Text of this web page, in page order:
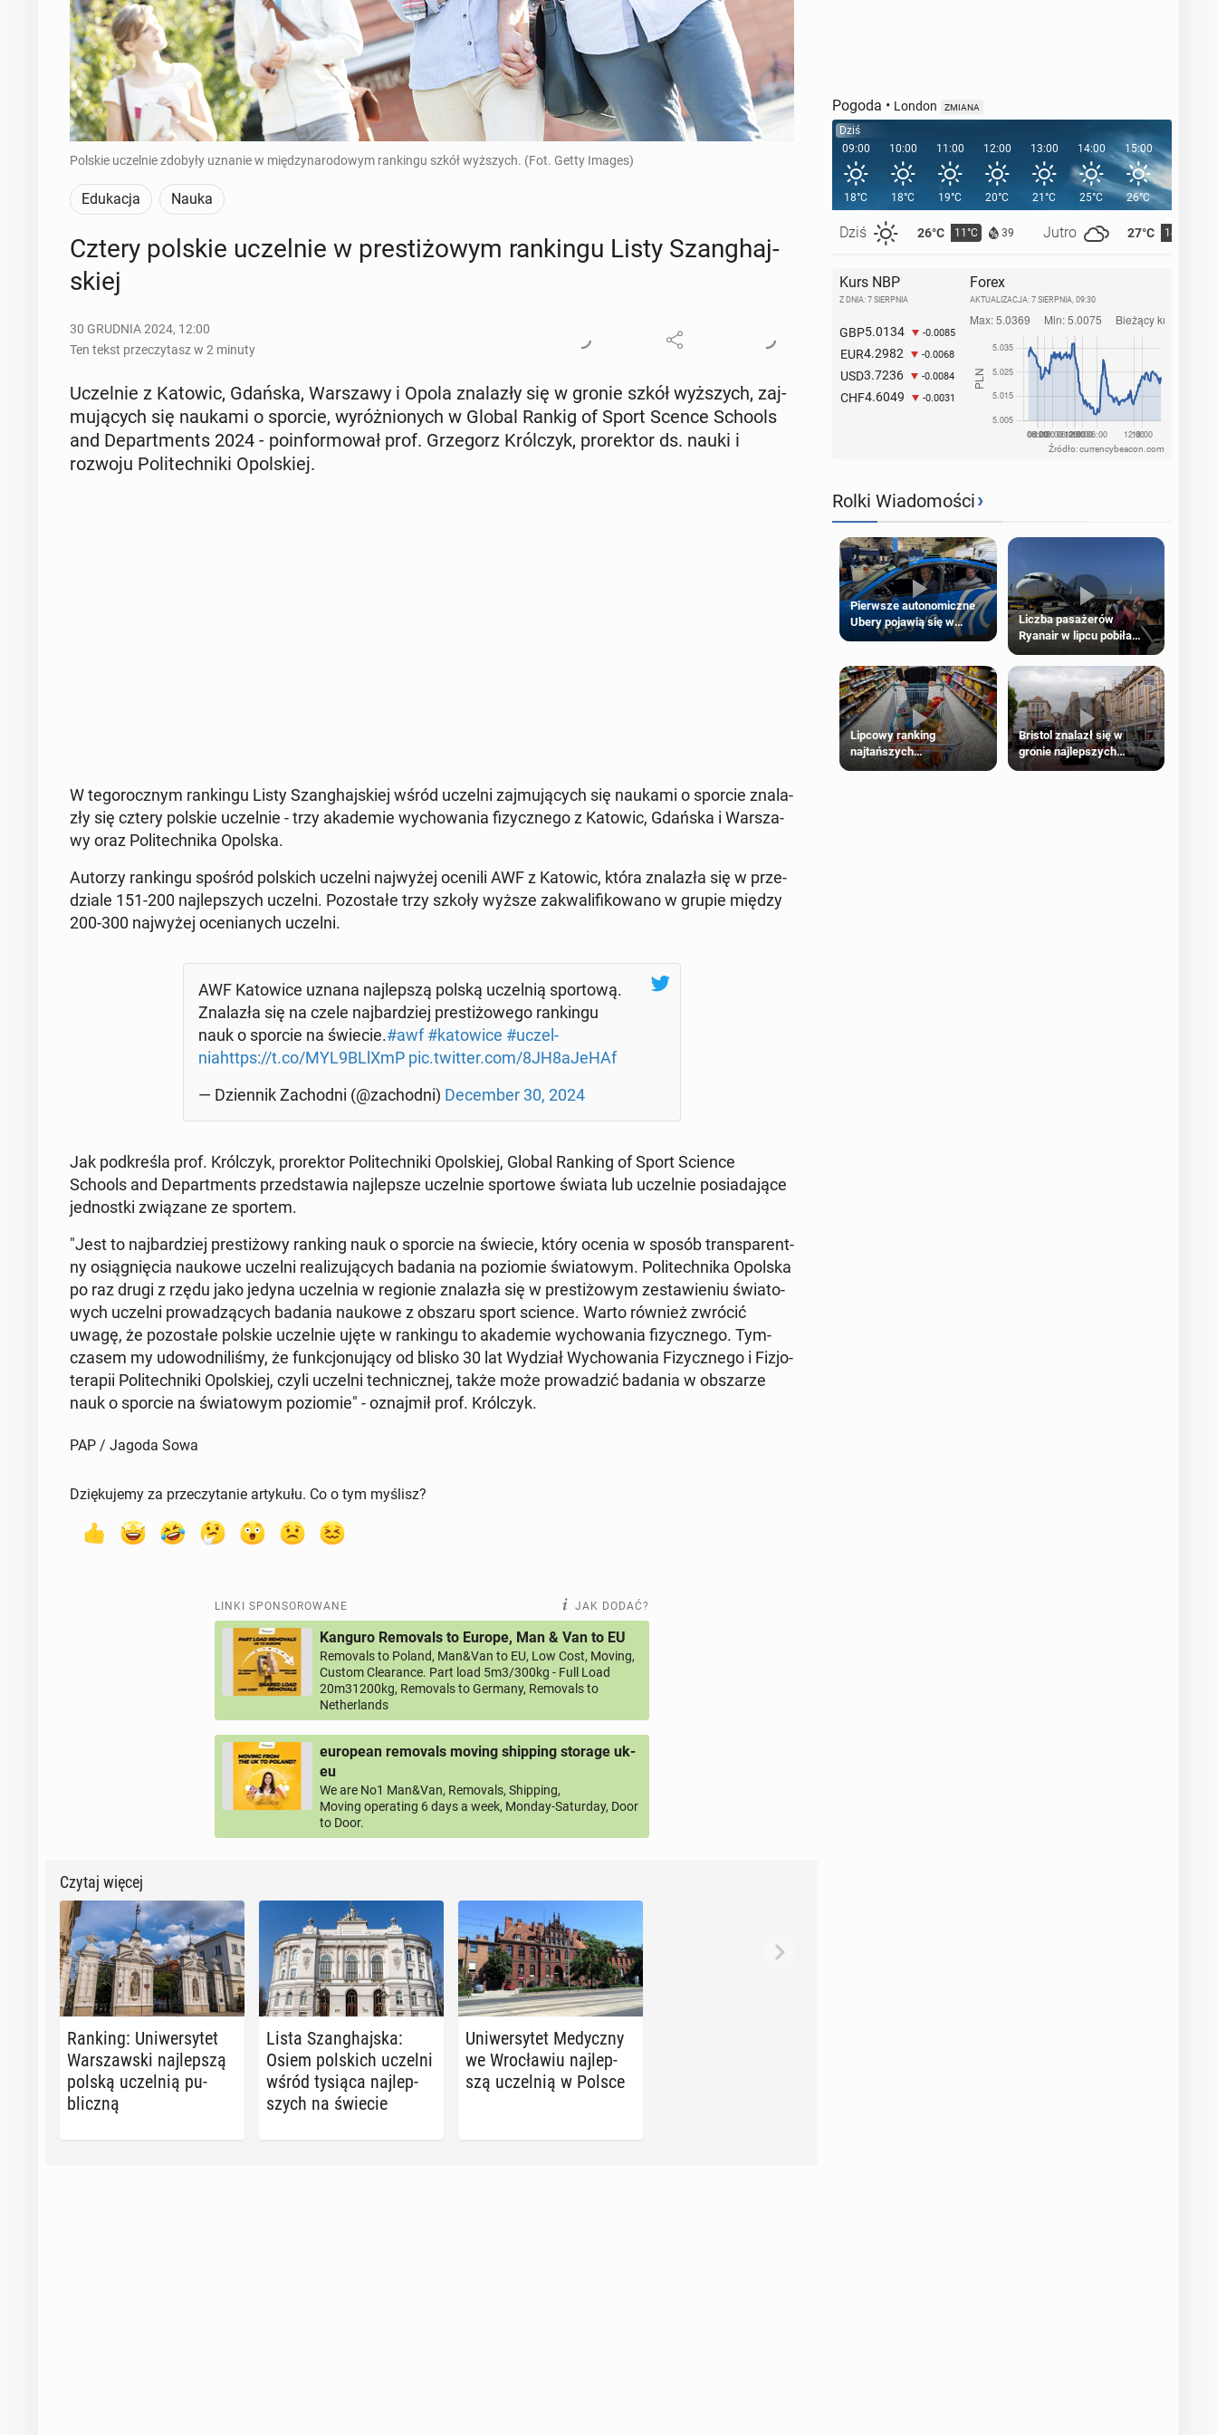
Polskie uczelnie zdobyły uznanie w międzynarodowym rankingu szkół wyższych. (Fot. Getty Images)
Edukacja Nauka
Cztery polskie uczel­nie w pre­sti­żo­wym ran­kin­gu Listy Szan­ghaj­
skiej
30 GRUDNIA 2024, 12:00
Ten tekst przeczytasz w 2 minuty
Uczel­nie z Katowic, Gdańska, War­sza­wy i Opola zna­la­zły się w gronie szkół wyż­szych, zaj­
mu­ją­cych się naukami o sporcie, wy­róż­nio­nych w Global Rankig of Sport Scence Schools
and De­part­ments 2024 - po­in­for­mo­wał prof. Grze­gorz Król­czyk, pro­rek­tor ds. nauki i
rozwoju Po­li­tech­ni­ki Opol­skiej.
W te­go­rocz­nym ran­kin­gu Listy Szan­ghaj­skiej wśród uczelni zaj­mu­ją­cych się naukami o sporcie zna­la­
zły się cztery polskie uczel­nie - trzy aka­de­mie wy­cho­wa­nia fi­zycz­ne­go z Katowic, Gdańska i War­sza­
wy oraz Po­li­tech­ni­ka Opolska.
Autorzy ran­kin­gu spośród pol­skich uczelni naj­wy­żej ocenili AWF z Katowic, która zna­la­zła się w prze­
dzia­le 151-200 naj­lep­szych uczelni. Po­zo­sta­łe trzy szkoły wyższe za­kwa­li­fi­ko­wa­no w grupie między
200-300 naj­wy­żej oce­nia­nych uczelni.
AWF Ka­to­wi­ce uznana naj­lep­szą polską uczel­nią spor­to­wą.
Zna­la­zła się na czele naj­bar­dziej pre­sti­żo­we­go ran­kin­gu
nauk o sporcie na świecie.#awf #ka­to­wi­ce #uczel­
niahttps://t.co/MYL9BLlXmP pic.twitter.com/8JH8aJeHAf
— Dzien­nik Za­chod­ni (@za­chod­ni) De­cem­ber 30, 2024
Jak pod­kre­śla prof. Król­czyk, pro­rek­tor Po­li­tech­ni­ki Opol­skiej, Global Ranking of Sport Science
Schools and De­part­ments przed­sta­wia naj­lep­sze uczel­nie spor­to­we świata lub uczel­nie po­sia­da­ją­ce
jed­nost­ki zwią­za­ne ze sportem.
"Jest to naj­bar­dziej pre­sti­żo­wy ranking nauk o sporcie na świecie, który ocenia w sposób trans­pa­rent­
ny osią­gnię­cia naukowe uczelni re­ali­zu­ją­cych badania na po­zio­mie świa­to­wym. Po­li­tech­ni­ka Opolska
po raz drugi z rzędu jako jedyna uczel­nia w re­gio­nie zna­la­zła się w pre­sti­żo­wym ze­sta­wie­niu świa­to­
wych uczelni pro­wa­dzą­cych badania naukowe z obszaru sport science. Warto również zwrócić
uwagę, że po­zo­sta­łe polskie uczel­nie ujęte w ran­kin­gu to aka­de­mie wy­cho­wa­nia fi­zycz­ne­go. Tym­
cza­sem my udo­wod­ni­li­śmy, że funk­cjo­nu­ją­cy od blisko 30 lat Wydział Wy­cho­wa­nia Fi­zycz­ne­go i Fi­zjo­
te­ra­pii Po­li­tech­ni­ki Opol­skiej, czyli uczelni tech­nicz­nej, także może pro­wa­dzić badania w ob­sza­rze
nauk o sporcie na świa­to­wym po­zio­mie" - oznaj­mił prof. Król­czyk.
PAP / Jagoda Sowa
Dziękujemy za przeczytanie artykułu. Co o tym myślisz?
LINKI SPONSOROWANE JAK DODAĆ?
Kanguro Removals to Europe, Man & Van to EU
Removals to Poland, Man&Van to EU, Low Cost, Moving,
Custom Clearance. Part load 5m3/300kg - Full Load
20m31200kg, Removals to Germany, Removals to
Netherlands
european removals moving shipping storage uk-
eu
We are No1 Man&Van, Removals, Shipping,
Moving operating 6 days a week, Monday-Saturday, Door
to Door.
Czytaj więcej
Ranking: Uni­wer­sy­tet
War­szaw­ski naj­lep­szą
polską uczel­nią pu­
blicz­ną
Lista Szan­ghaj­ska:
Osiem pol­skich uczelni
wśród tysiąca naj­lep­
szych na świecie
Uni­wer­sy­tet Me­dycz­ny
we Wro­cła­wiu naj­lep­
szą uczel­nią w Polsce
Pogoda • London ZMIANA
Dziś
09:00
18°C
Dziś 26°C 11°C 39 Jutro 27°C 14°C
10:00
18°C
11:00
19°C
12:00
20°C
13:00
21°C
14:00
25°C
15:00
26°C
16:00
Kurs NBP
Z DNIA: 7 SIERPNIA
GBP5.0134 -0.0085
EUR4.2982 -0.0068
USD3.7236 -0.0084
CHF4.6049 -0.0031
Forex
AKTUALIZACJA: 7 SIERPNIA, 09:30
Źródło: currencybeacon.com
Rolki Wiadomości›
Pierwsze autonomiczne
Ubery pojawią się w
Londynie jeszcze tego
Liczba pasażerów
Ryanair w lipcu pobiła
rekord
Lipcowy ranking
najtańszych
supermarketów
Bristol znalazł się w
gronie najlepszych
kierunków podróży na